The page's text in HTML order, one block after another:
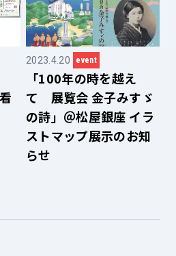
2023.4.20 event
「100年の時を越え
て 展覧会 金子みすゞ
の詩」＠松屋銀座 イラ
ストマップ展示のお知
らせ